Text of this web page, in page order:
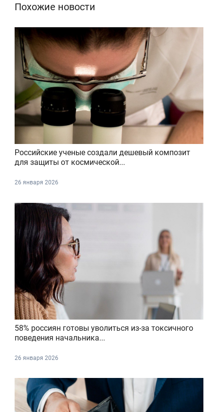
Похожие новости
Российские ученые создали дешевый композит
для защиты от космической...
26 января 2026
58% россиян готовы уволиться из-за токсичного
поведения начальника...
26 января 2026